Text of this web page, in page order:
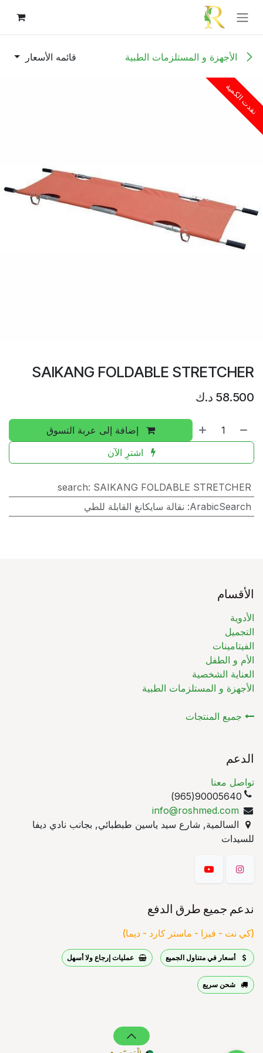
تخطي للذهاب إلى المحتوى
الأجهزة و المستلزمات الطبية قائمه الأسعار
نفدت الكمية
SAIKANG FOLDABLE STRETCHER
58.500 د.ك
إضافة إلى عربة التسوق
اشترِ الآن
search: SAIKANG FOLDABLE STRETCHER
ArabicSearch
: نقالة سايكانغ القابلة للطي
الأقسام
الأدوية
التجميل
الفيتامينات
الأم و الطفل
العناية الشخصية
الأجهزة و المستلزمات الطبية
جميع المنتجات
الدعم
تواصل معنا
90005640(965)
info@roshmed.com
السالمية, شارع سيد ياسين طبطبائي, بجانب نادي ديفا
للسيدات
ندعم جميع طرق الدفع
(كي نت - فيزا - ماستر كارد - ديما)
أسعار في متناول الجميع عمليات إرجاع ولا أسهل
شحن سريع